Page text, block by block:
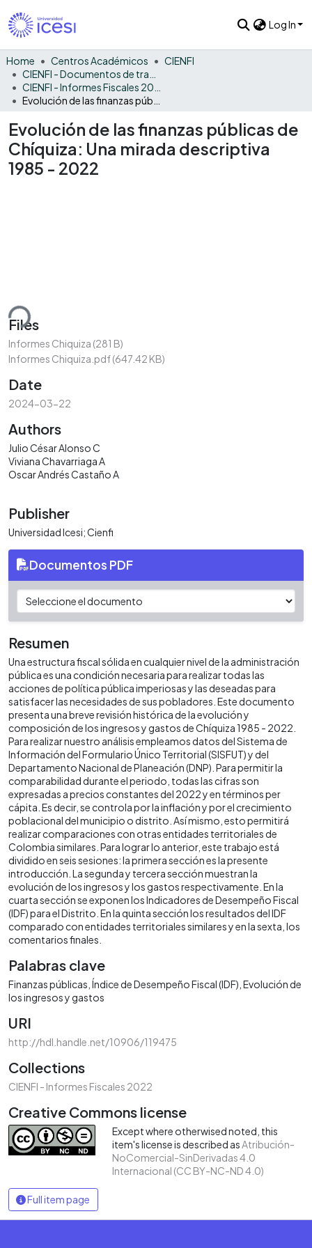
Log In
Home Centros Académicos
CIENFI
Evolución de las finanzas públicas de
Chíquiza: Una mirada descriptiva
1985 - 2022
Files
Informes Chiquiza (281 B)
Informes Chiquiza.pdf(647.42 KB)
Date
2024-03-22
Authors
Julio César Alonso C
Viviana Chavarriaga A
Oscar Andrés Castaño A
Publisher
Universidad Icesi; Cienfi
Documentos PDF
Resumen
Una estructura fiscal sólida en cualquier nivel de la administración
pública es una condición necesaria para realizar todas las
acciones de política pública imperiosas y las deseadas para
satisfacer las necesidades de sus pobladores. Este documento
presenta una breve revisión histórica de la evolución y
composición de los ingresos y gastos de Chíquiza 1985 - 2022.
Para realizar nuestro análisis empleamos datos del Sistema de
Información del Formulario Único Territorial (SISFUT) y del
Departamento Nacional de Planeación (DNP). Para permitir la
comparabilidad durante el periodo, todas las cifras son
expresadas a precios constantes del 2022 y en términos per
cápita. Es decir, se controla por la inflación y por el crecimiento
poblacional del municipio o distrito. Así mismo, esto permitirá
realizar comparaciones con otras entidades territoriales de
Colombia similares. Para lograr lo anterior, este trabajo está
dividido en seis sesiones: la primera sección es la presente
introducción. La segunda y tercera sección muestran la
evolución de los ingresos y los gastos respectivamente. En la
cuarta sección se exponen los Indicadores de Desempeño Fiscal
(IDF) para el Distrito. En la quinta sección los resultados del IDF
comparado con entidades territoriales similares y en la sexta, los
comentarios finales.
Palabras clave
Finanzas públicas Índice de Desempeño Fiscal (IDF) Evolución de
los ingresos y gastos
URI
http://hdl.handle.net/10906/119475
Collections
CIENFI - Informes Fiscales 2022
Creative Commons license
Except where otherwised noted, this
item's license is described asAtribución-
NoComercial-SinDerivadas 4.0
Internacional (CC BY-NC-ND 4.0)
Full item page